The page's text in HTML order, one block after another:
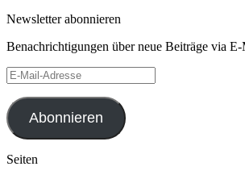
Newsletter abonnieren
Benachrichtigungen über neue Beiträge via
E-
Mail-
Adresse
Abonnieren
Seiten